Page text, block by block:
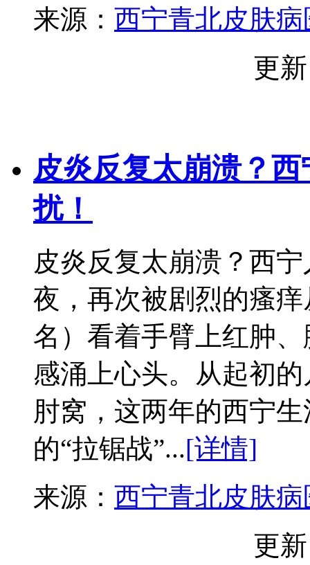
来源： 西宁青北皮肤病
更
皮炎反复太崩溃？
扰！
皮炎反复太崩溃？西
夜，再次被剧烈的瘙
名）看着手臂上红肿
感涌上心头。从起初
肘窝，这两年的西宁
的“拉锯战”...[详情]
来源： 西宁青北皮肤病
更